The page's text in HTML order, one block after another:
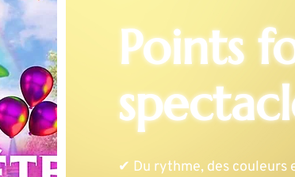
Points
✔ Du rythme, des couleurs